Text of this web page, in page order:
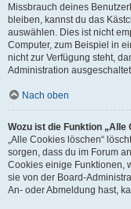
Missbrauch deines
bleiben, kannst du das
auswählen. Dies ist nicht
Computer, zum Beispiel in
nicht zur Verfügung steht,
Administration
Nach oben
Wozu ist die Funktion „Alle
„Alle Cookies löschen“
sorgen, dass du im Forum
Cookies einige Funktionen,
sie von der Board-
An- oder Abmeldung hast,